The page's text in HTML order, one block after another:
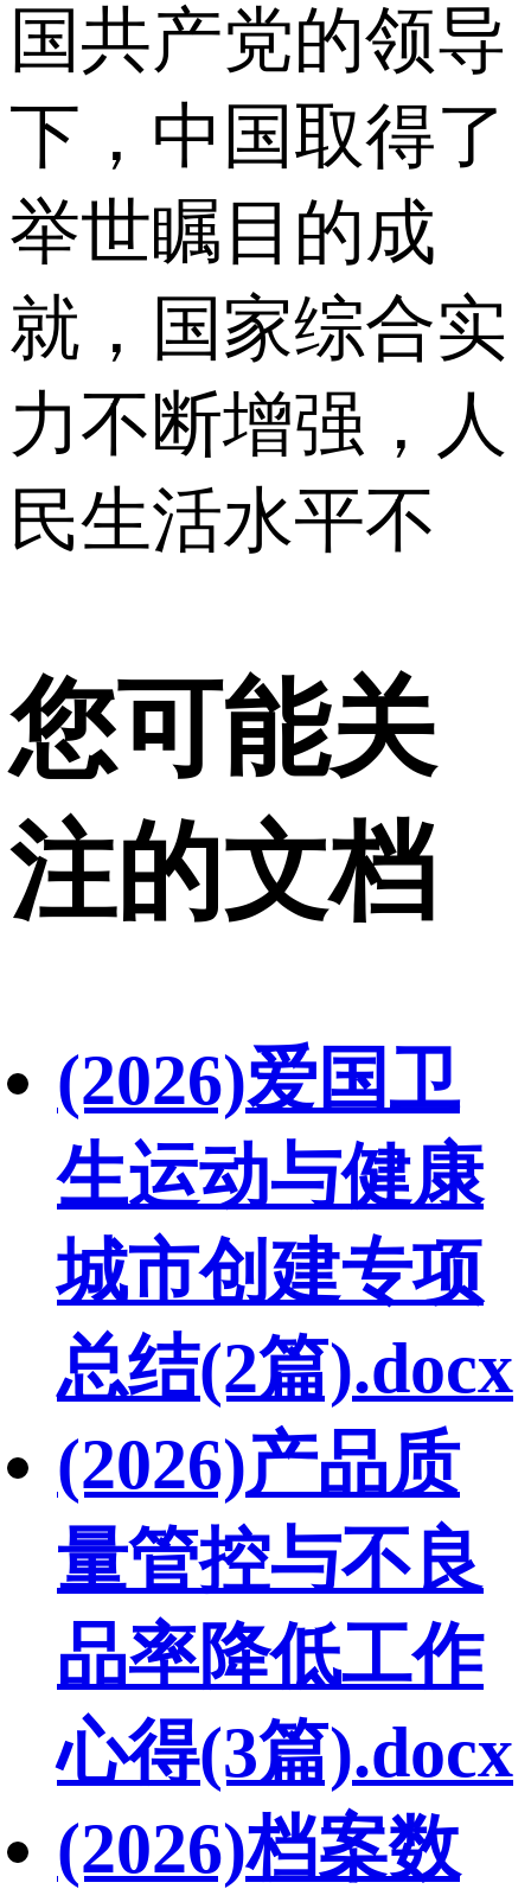
国共产党的领导
下，中国取得了
举世瞩目的成
就，国家综合实
力不断增强，人
民生活水平不
您可能关
注的文档
(2026)爱国卫
生运动与健康
城市创建专项
总结(2篇).docx
(2026)产品质
量管控与不良
品率降低工作
心得(3篇).docx
(2026)档案数